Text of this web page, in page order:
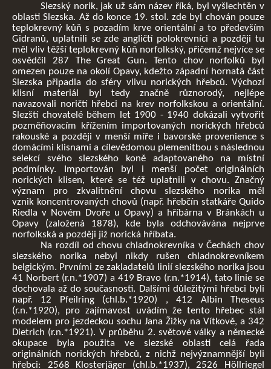
Slezský norik, jak už sám název říká, byl vyšlechtěn v
oblasti Slezska. Až do konce 19. stol. zde byl chován pouze
teplokrevný kůň s pozadím krve orientální a to především
Gidranů, uplatnili se zde angličtí polokrevníci a později tu
měl vliv těžší teplokrevný kůň norfolkský, přičemž nejvíce se
osvědčil 287 The Great Gun. Tento chov norfolků byl
omezen pouze na okolí Opavy, kdežto západní hornatá část
Slezska připadla do sféry vlivu norických hřebců. Výchozí
klisní materiál byl tedy značně různorodý, nejlépe
navazovali noričtí hřebci na krev norfolkskou a orientální.
Slezští chovatelé během let 1900 - 1940 dokázali vytvořit
pozměňovacím křížením importovaných norických hřebců
rakouské a později v menší míře i bavorské provenience s
domácími klisnami a cílevědomou plemenitbou s následnou
selekcí svého slezského koně adaptovaného na místní
podmínky. Importován byl i menší počet originálních
norických klisen, které se též uplatnili v chovu. Značný
význam pro zkvalitnění chovu slezského norika měl
vznik koncentrovaných chovů (např. hřebčín statkáře Quido
Riedla v Novém Dvoře u Opavy) a hříbárna v Bránkách u
Opavy (založená 1878), kde byla odchovávána nejprve
norfolkská a později již norická hříbata.
Na rozdíl od chovu chladnokrevníka v Čechách chov
slezského norika nebyl nikdy rušen chladnokrevníkem
belgickým. Prvními ze zakladatelů linií slezského norika jsou
41 Norbert (r.n.*1907) a 419 Bravo (r.n.*1914), tato linie se
dochovala až do současnosti. Dalšími důležitými hřebci byli
např. 12 Pfeilring (chl.b.*1920) , 412 Albin Theseus
(r.n.*1920), pro zajímavost uvádím že tento hřebec stál
modelem pro jezdeckou sochu Jana Žižky na Vítkově, a 342
Dietrich (r.n.*1921). V průběhu 2. světové války a německé
okupace byla použita ve slezské oblasti celá řada
originálních norických hřebců, z nichž nejvýznamnější byli
hřebci: 2568 Klosterjäger (chl.b.*1937), 2526 Höllriegel